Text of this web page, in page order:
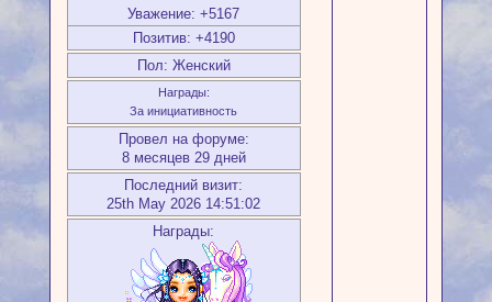
Уважение: +5167
Позитив: +4190
Пол: Женский
Награды:
За инициативность
Провел на форуме:
8 месяцев 29 дней
Последний визит:
25th May 2026 14:51:02
Награды: